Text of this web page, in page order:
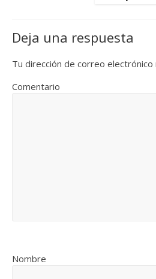
Deja una respuesta
Tu dirección de correo electrónico
Comentario
Nombre